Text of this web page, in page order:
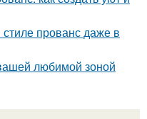
прованс даже в
любимой зоной